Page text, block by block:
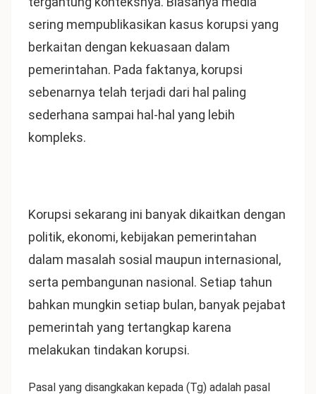
sering mempublikasikan kasus korupsi yang
berkaitan dengan kekuasaan dalam
pemerintahan. Pada faktanya, korupsi
sebenarnya telah terjadi dari hal paling
sederhana sampai hal-hal yang lebih
kompleks.
Korupsi sekarang ini banyak dikaitkan dengan
politik, ekonomi, kebijakan pemerintahan
dalam masalah sosial maupun internasional,
serta pembangunan nasional. Setiap tahun
bahkan mungkin setiap bulan, banyak pejabat
pemerintah yang tertangkap karena
melakukan tindakan korupsi.
Pasal yang disangkakan kepada (Tg) adalah pasal